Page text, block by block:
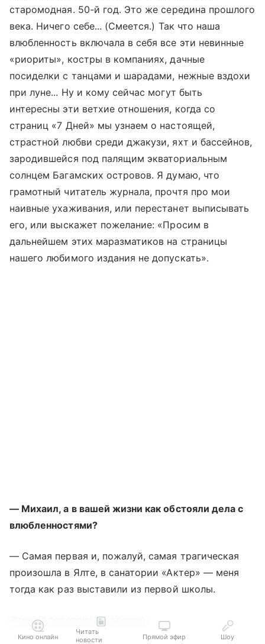
старомодная. 50-й год. Это же середина прошлого
века. Ничего себе... (Смеется.) Так что наша
влюбленность включала в себя все эти невинные
«риориты», костры в компаниях, дачные
посиделки с танцами и шарадами, нежные вздохи
при луне... Ну и кому сейчас могут быть
интересны эти ветхие отношения, когда со
страниц «7 Дней» мы узнаем о настоящей,
страстной любви среди джакузи, яхт и бассейнов,
зародившейся под палящим экваториальным
солнцем Багамских островов. Я думаю, что
грамотный читатель журнала, прочтя про мои
наивные ухаживания, или перестанет выписывать
его, или выскажет пожелание: «Просим в
дальнейшем этих маразматиков на страницы
нашего любимого издания не допускать».
— Михаил, а в вашей жизни как обстояли дела с
влюбленностями?
— Самая первая и, пожалуй, самая трагическая
произошла в Ялте, в санатории «Актер» — меня
тогда как раз выставили из первой школы.
Отец: И перевели во вторую...
Кино онлайн
Читать
новости
Прямой эфир Шоу